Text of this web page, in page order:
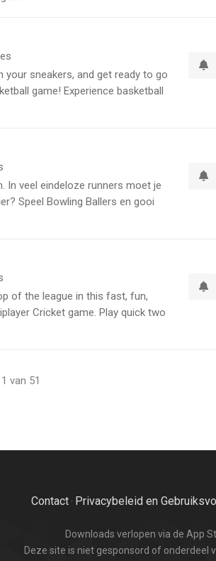
your sneakers, and get ready to go
game! Experience basketball
In veel eindeloze runners moet je
Speel Bowling Ballers en gooi
of the league in this fast, fun,
Cricket game. Play quick two
1 van 51
Contact· Privacybeleid en
Downloads verlopen via de App
Deze site is niet gesponsord of onderdeel